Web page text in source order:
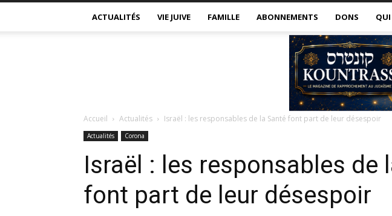
ACTUALITÉS VIE JUIVE FAMILLE ABONNEMENTS DONS
Accueil Actualités Israël : les responsables de la Santé font part de leur désespoir
Actualités Corona
Israël : les responsables de
font part de leur désespoir